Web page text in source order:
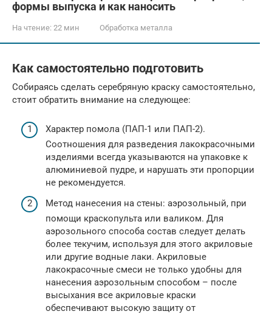
формы выпуска и как наносить
На чтение: 22 мин Обработка металла
Как самостоятельно подготовить
Собираясь сделать серебряную краску самостоятельно,
стоит обратить внимание на следующее:
Характер помола (ПАП-1 или ПАП-2).
Соотношения для разведения лакокрасочными
изделиями всегда указываются на упаковке к
алюминиевой пудре, и нарушать эти пропорции
не рекомендуется.
Метод нанесения на стены: аэрозольный, при
помощи краскопульта или валиком. Для
аэрозольного способа состав следует делать
более текучим, используя для этого акриловые
или другие водные лаки. Акриловые
лакокрасочные смеси не только удобны для
нанесения аэрозольным способом – после
высыхания все акриловые краски
обеспечивают высокую защиту от